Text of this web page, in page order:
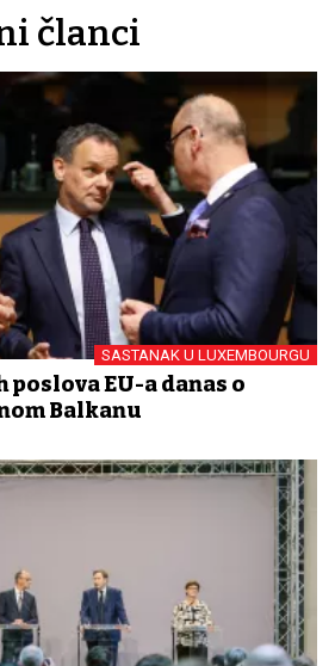
članci
SASTANAK U LUXEMBOURGU
EU-a danas o
Balkanu